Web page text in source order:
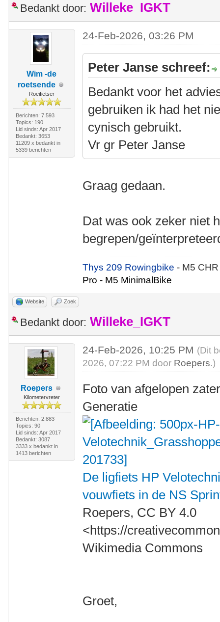
Bedankt door: Willeke_IGKT
Wim -de
roetsende
Roeifietser
Berichten: 7.593
Topics: 190
Lid sinds: Apr 2017
Bedankt: 3653
11209 x bedankt in
5339 berichten
24-Feb-2026, 03:26 PM
Peter Janse schreef:
Bedankt voor het
gebruiken ik had het
cynisch gebruikt.
Vr gr Peter Janse
Graag gedaan.
Dat was ook zeker niet
begrepen/
Thys 209 Rowingbike- M5
Pro - M5 MinimalBike
Website Zoek
Bedankt door: Willeke_IGKT
Roepers
Kilometervreter
Berichten: 2.883
Topics: 90
Lid sinds: Apr 2017
Bedankt: 3087
3333 x bedankt in
1413 berichten
24-Feb-2026, 10:25 PM (Dit
2026, 07:22 PM door Roepers.)
Foto van afgelopen
Generatie
De ligfiets HP
vouwfiets in de NS
Roepers, CC BY 4.0
<https://
Wikimedia Commons
Groet,